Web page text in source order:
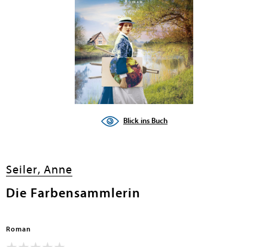
Blick ins Buch
Seiler, Anne
Die Farbensammlerin
Roman